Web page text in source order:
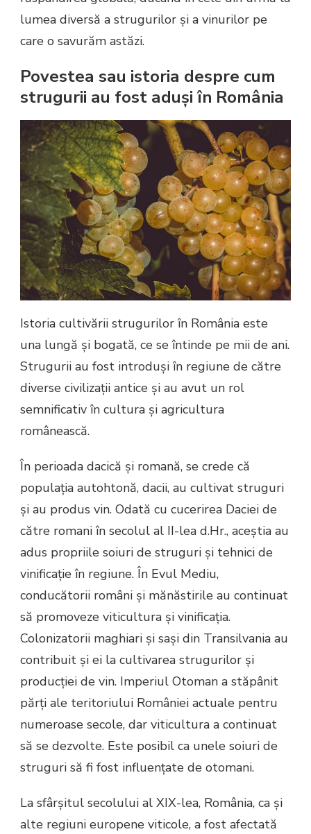
lumea diversă a strugurilor și a vinurilor pe
care o savurăm astăzi.
Povestea sau istoria despre cum
strugurii au fost aduși în România
Istoria cultivării strugurilor în România este
una lungă și bogată, ce se întinde pe mii de ani.
Strugurii au fost introduși în regiune de către
diverse civilizații antice și au avut un rol
semnificativ în cultura și agricultura
românească.
În perioada dacică și romană, se crede că
populația autohtonă, dacii, au cultivat struguri
și au produs vin. Odată cu cucerirea Daciei de
către romani în secolul al II-lea d.Hr., aceștia au
adus propriile soiuri de struguri și tehnici de
vinificație în regiune. În Evul Mediu,
conducătorii români și mănăstirile au continuat
să promoveze viticultura și vinificația.
Colonizatorii maghiari și sași din Transilvania au
contribuit și ei la cultivarea strugurilor și
producției de vin. Imperiul Otoman a stăpânit
părți ale teritoriului României actuale pentru
numeroase secole, dar viticultura a continuat
să se dezvolte. Este posibil ca unele soiuri de
struguri să fi fost influențate de otomani.
La sfârșitul secolului al XIX-lea, România, ca și
alte regiuni europene viticole, a fost afectată